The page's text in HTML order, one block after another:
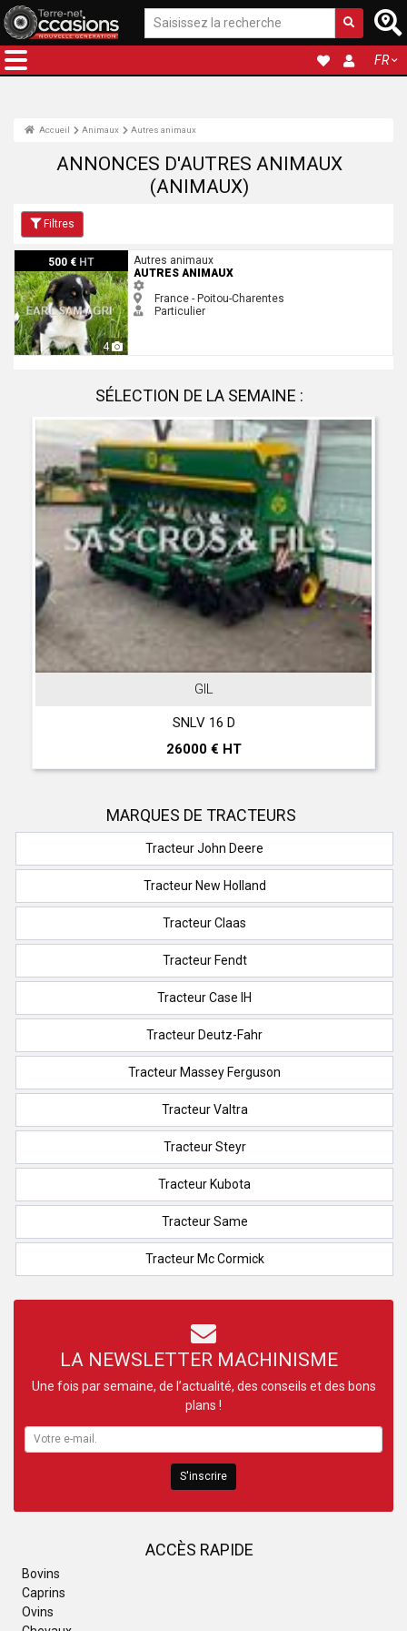
FR
Accueil Animaux Autres animaux
ACCÈS RAPIDE
Bovins
Caprins
Ovins
ANNONCES D'AUTRES ANIMAUX
(ANIMAUX)
Filtres
500 € HT
4
Autres animaux
Autres animaux
AUTRES ANIMAUX
France - Poitou-Charentes
Particulier
SÉLECTION DE LA SEMAINE :
GIL
SNLV 16 D
26000 € HT
MARQUES DE TRACTEURS
Tracteur John Deere
Tracteur New Holland
Tracteur Claas
Tracteur Fendt
Tracteur Case IH
Tracteur Deutz-Fahr
Tracteur Massey Ferguson
Tracteur Valtra
Tracteur Steyr
Tracteur Kubota
Tracteur Same
Tracteur Mc Cormick
LA NEWSLETTER MACHINISME
Une fois par semaine, de l’actualité, des conseils et des bons
plans !
S'inscrire